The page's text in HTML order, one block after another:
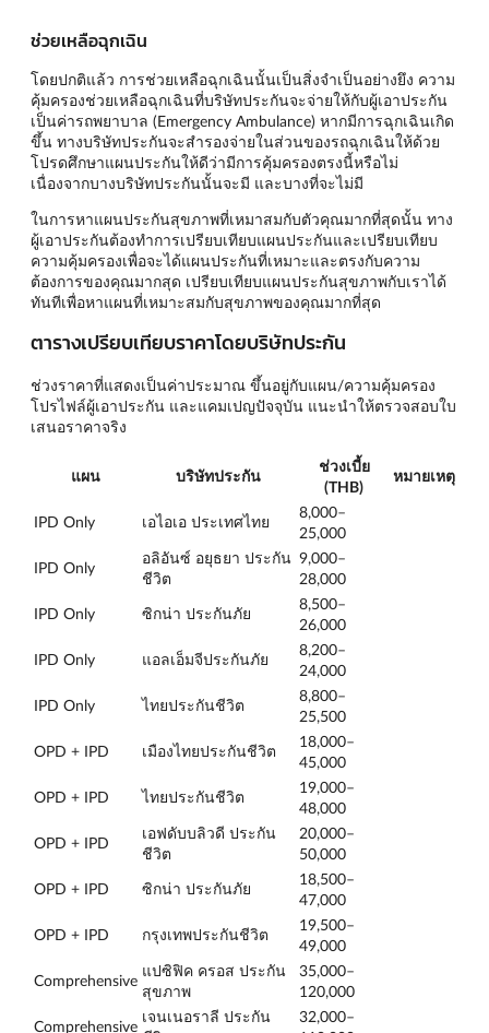
ช่วยเหลือฉุกเฉิน
โดยปกติแล้ว การช่วยเหลือฉุกเฉินนั้นเป็นสิ่งจำเป็นอย่างยึง ความ
คุ้มครองช่วยเหลือฉุกเฉินที่บริษัทประกันจะจ่ายให้กับผู้เอาประกัน
เป็นค่ารถพยาบาล (Emergency Ambulance) หากมีการฉุกเฉินเกิด
ขึ้น ทางบริษัทประกันจะสำรองจ่ายในส่วนของรถฉุกเฉินให้ด้วย
โปรดศึกษาแผนประกันให้ดีว่ามีการคุ้มครองตรงนี้หรือไม่
เนื่องจากบางบริษัทประกันนั้นจะมี และบางที่จะไม่มี
ในการหาแผนประกันสุขภาพที่เหมาสมกับตัวคุณมากที่สุดนั้น ทาง
ผู้เอาประกันต้องทำการเปรียบเทียบแผนประกันและเปรียบเทียบ
ความคุ้มครองเพื่อจะได้แผนประกันที่เหมาะและตรงกับความ
ต้องการของคุณมากสุด เปรียบเทียบแผนประกันสุขภาพกับเราได้
ทันทีเพื่อหาแผนที่เหมาะสมกับสุขภาพของคุณมากที่สุด
ตารางเปรียบเทียบราคาโดยบริษัทประกัน
ช่วงราคาที่แสดงเป็นค่าประมาณ ขึ้นอยู่กับแผน/ความคุ้มครอง
โปรไฟล์ผู้เอาประกัน และแคมเปญปัจจุบัน แนะนำให้ตรวจสอบใบ
เสนอราคาจริง
แผน บริษัทประกัน
ช่วงเบี้ย
(THB)
หมายเหตุ
IPD Only เอไอเอ ประเทศไทย
8,000–
25,000
IPD Only
อลิอันซ์ อยุธยา ประกัน
ชีวิต
9,000–
28,000
IPD Only
ซิกน่า ประกันภัย
8,500–
26,000
IPD Only
แอลเอ็มจีประกันภัย
8,200–
24,000
IPD Only
ไทยประกันชีวิต
8,800–
25,500
OPD + IPD
เมืองไทยประกันชีวิต
18,000–
45,000
OPD + IPD
ไทยประกันชีวิต
19,000–
48,000
OPD + IPD
เอฟดับบลิวดี ประกัน
ชีวิต
20,000–
50,000
OPD + IPD
ซิกน่า ประกันภัย
18,500–
47,000
OPD + IPD
กรุงเทพประกันชีวิต
19,500–
49,000
Comprehensive
แปซิฟิค ครอส ประกัน
สุขภาพ
35,000–
120,000
Comprehensive
เจนเนอราลี ประกัน
32,000–